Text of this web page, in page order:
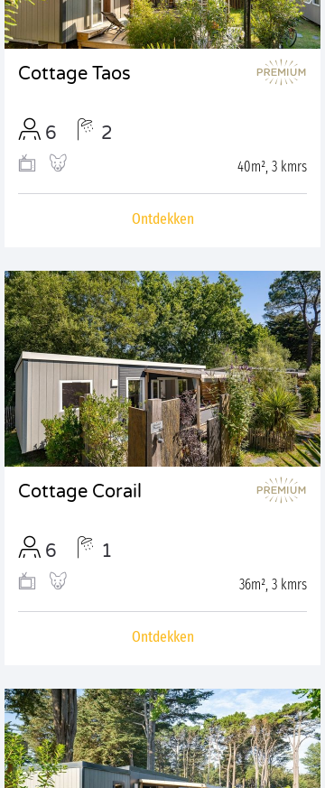
Cottage Taos
6 2
40m², 3 kmrs
Ontdekken
Cottage Corail
6 1
36m², 3 kmrs
Ontdekken